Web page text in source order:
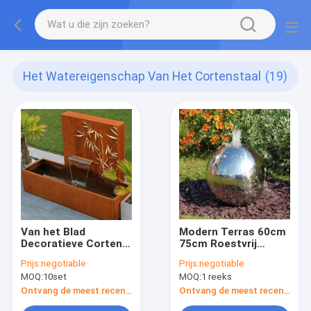
Het Watereigenschap Van Het Cortenstaal (19)
Van het Blad
Decoratieve Corten
laserbesnoeiing het
Staalcomités
Prijs:negotiable
MOQ:10set
Modern Terras 60cm
75cm Roestvrij
Prijs:negotiable
MOQ:1 reeks